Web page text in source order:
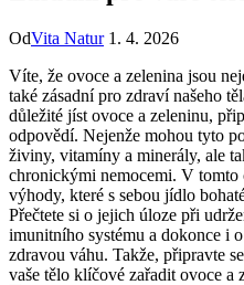
OdVita Natur 1. 4. 2026
Víte, že ovoce a zelenina jsou
také zásadní pro zdraví našeho
důležité jíst ovoce a zeleninu,
odpovědí. Nejenže mohou tyto
živiny, vitamíny a minerály, ale
chronickými nemocemi. V tomto
výhody, které s sebou jídlo
Přečtete si o jejich úloze při
imunitního systému a dokonce i
zdravou váhu. Takže, připravte
vaše tělo klíčové zařadit ovoce a